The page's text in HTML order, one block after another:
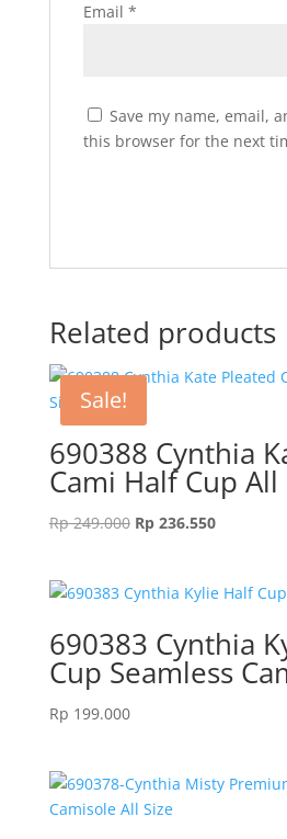
Email *
Save my name, email,
this browser for the next
Related products
Sale!
690388 Cynthia
Cami Half Cup All
Rp249.000 Original
Rp 249.000.
Rp236.550Current
Rp
690383 Cynthia
Cup Seamless
Rp 199.000